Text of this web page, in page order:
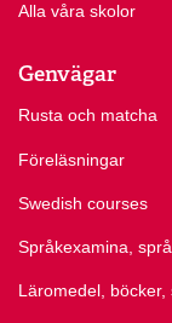
Alla våra skolor
Genvägar
Rusta och matcha
Föreläsningar
Swedish courses
Språkexamina,
Läromedel, böcker,